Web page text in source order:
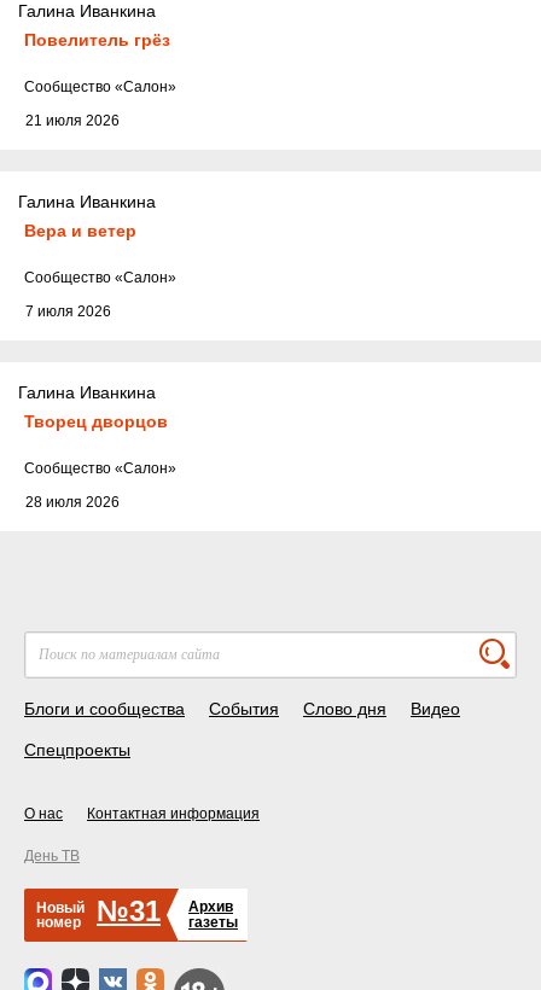
Галина Иванкина
Повелитель грёз
21 июля 2026
Cообщество «Салон»
Галина Иванкина
Вера и ветер
7 июля 2026
Cообщество «Салон»
Галина Иванкина
Творец дворцов
28 июля 2026
Cообщество «Салон»
Блоги и сообщества События Слово дня Видео
Спецпроекты
О нас Контактная информация
День ТВ
Новый
номер
№31
Архив
газеты